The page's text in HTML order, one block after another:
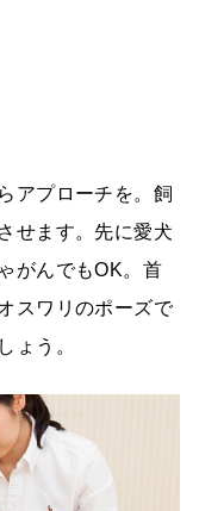
アプローチを。飼
せます。先に愛犬
がんでもOK。首
スワリのポーズで
ょう。